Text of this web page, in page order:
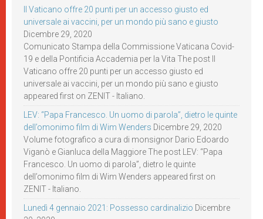
Il Vaticano offre 20 punti per un accesso giusto ed
universale ai vaccini, per un mondo più sano e giusto
Dicembre 29, 2020
Comunicato Stampa della Commissione Vaticana Covid-
19 e della Pontificia Accademia per la Vita The post Il
Vaticano offre 20 punti per un accesso giusto ed
universale ai vaccini, per un mondo più sano e giusto
appeared first on ZENIT - Italiano.
LEV: “Papa Francesco. Un uomo di parola”, dietro le quinte
dell’omonimo film di Wim Wenders Dicembre 29, 2020
Volume fotografico a cura di monsignor Dario Edoardo
Viganò e Gianluca della Maggiore The post LEV: “Papa
Francesco. Un uomo di parola”, dietro le quinte
dell’omonimo film di Wim Wenders appeared first on
ZENIT - Italiano.
Lunedì 4 gennaio 2021: Possesso cardinalizio Dicembre